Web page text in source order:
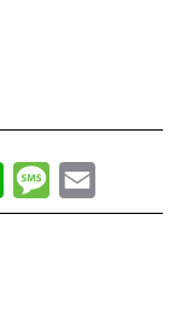
WhatsAppMessage